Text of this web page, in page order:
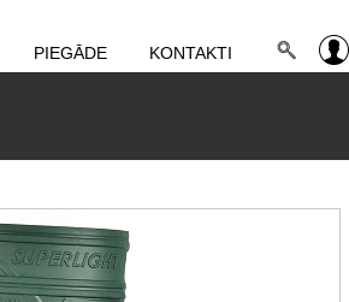
PIEGĀDE KONTAKTI